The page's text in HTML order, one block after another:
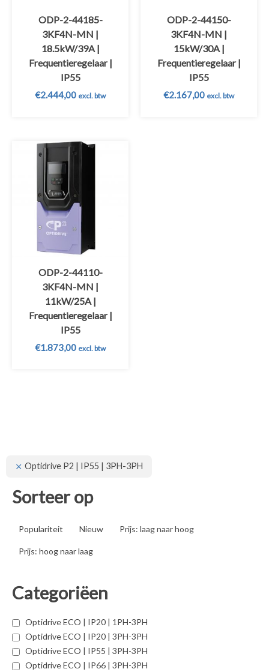
Optidrive P2 | IP55 | 3PH-3PH
Sorteer op
Populariteit Nieuw Prijs: laag naar hoog
Prijs: hoog naar laag
Categoriëen
Optidrive ECO | IP20 | 1PH-3PH
Optidrive ECO | IP20 | 3PH-3PH
Optidrive ECO | IP55 | 3PH-3PH
Optidrive ECO | IP66 | 3PH-3PH
ODP-2-44185-
3KF4N-MN |
18.5kW/39A |
Frequentieregelaar |
IP55
€2.444,00 excl. btw
ODP-2-44150-
3KF4N-MN |
15kW/30A |
Frequentieregelaar |
IP55
€2.167,00 excl. btw
ODP-2-44110-
3KF4N-MN |
11kW/25A |
Frequentieregelaar |
IP55
€1.873,00 excl. btw